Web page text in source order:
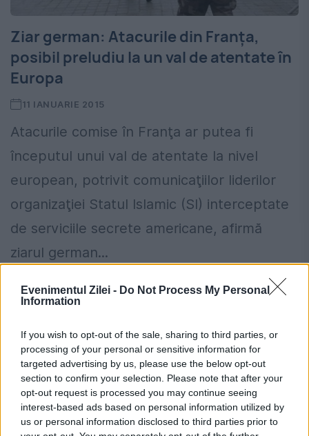
Evenimentul Zilei - Do Not Process My Personal
Information
If you wish to opt-out of the sale, sharing to third parties, or
processing of your personal or sensitive information for
targeted advertising by us, please use the below opt-out
section to confirm your selection. Please note that after your
opt-out request is processed you may continue seeing
interest-based ads based on personal information utilized by
us or personal information disclosed to third parties prior to
Ziar german: Atacurile din Franţa,
posibil preludiu la un val de atentate în
Europa
11 IANUARIE 2015
Atacurile comise în Franţa ar putea fi
începutul unui val de atentate la nivel
european, potrivit comunicaţiilor liderilor
organizaţiei Statul Islamic (SI) interceptate
de serviciile secrete americane, afirmă
ziarul german...